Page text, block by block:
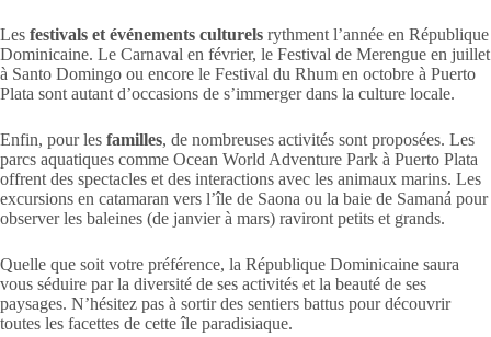
Les festivals et événements culturels rythment l’année en République
Dominicaine. Le Carnaval en février, le Festival de Merengue en juillet
à Santo Domingo ou encore le Festival du Rhum en octobre à Puerto
Plata sont autant d’occasions de s’immerger dans la culture locale.
Enfin, pour les familles, de nombreuses activités sont proposées. Les
parcs aquatiques comme Ocean World Adventure Park à Puerto Plata
offrent des spectacles et des interactions avec les animaux marins. Les
excursions en catamaran vers l’île de Saona ou la baie de Samaná pour
observer les baleines (de janvier à mars) raviront petits et grands.
Quelle que soit votre préférence, la République Dominicaine saura
vous séduire par la diversité de ses activités et la beauté de ses
paysages. N’hésitez pas à sortir des sentiers battus pour découvrir
toutes les facettes de cette île paradisiaque.